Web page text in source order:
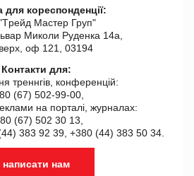
для кореспонденції:
Мастер Груп"
Миколи Руденка 14а,
оф 121, 03194
Контакти для:
треннгів, конференцій:
(67) 502-99-00,
на порталі, журналах:
(67) 502 30 13,
383 92 39, +380 (44) 383 50 34.
написати нам